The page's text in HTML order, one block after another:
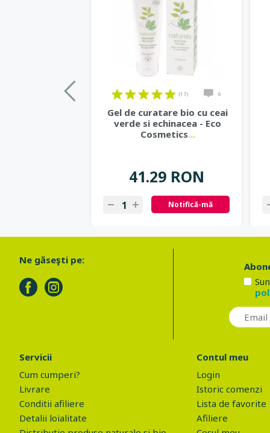
(17) 0
Gel de curatare bio cu ceai
verde si echinacea - Eco
Cosmetics...
41.29 RON
Notifică-mă
Ne găseşti pe:
Servicii
Cum cumperi?
Livrare
Conditii afiliere
Detalii loialitate
Contul meu
Login
Istoric comenzi
Lista de favorite
Afiliere